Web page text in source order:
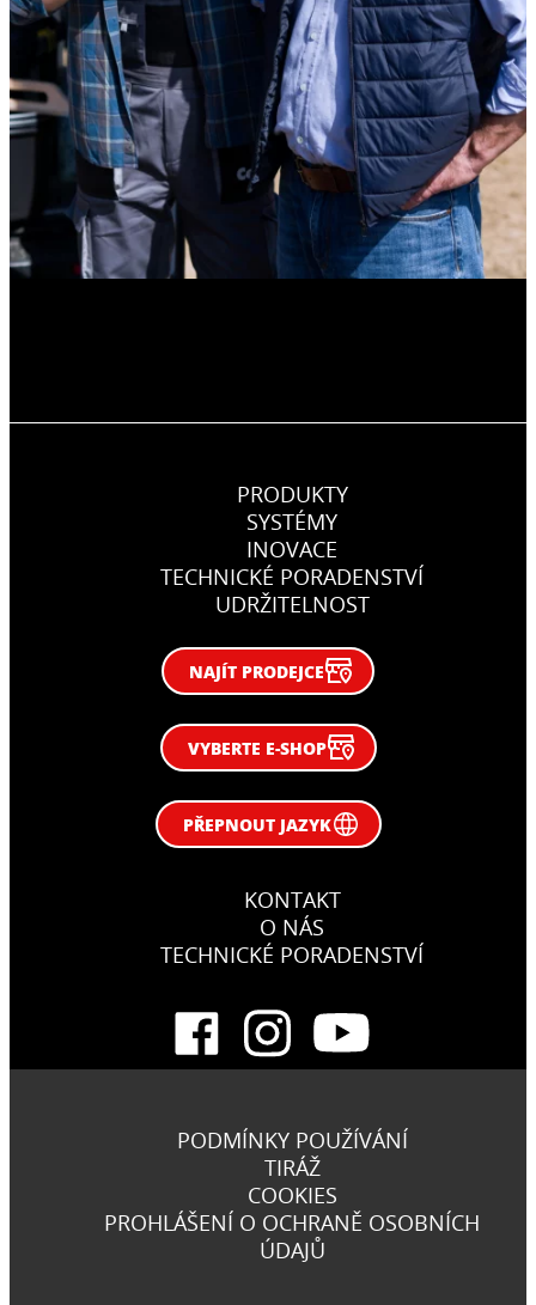
PRODUKTY
SYSTÉMY
INOVACE
TECHNICKÉ PORADENSTVÍ
UDRŽITELNOST
NAJÍT PRODEJCE
VYBERTE E-SHOP
PŘEPNOUT JAZYK
KONTAKT
O NÁS
TECHNICKÉ PORADENSTVÍ
PODMÍNKY POUŽÍVÁNÍ
TIRÁŽ
COOKIES
PROHLÁŠENÍ O OCHRANĚ OSOBNÍCH
ÚDAJŮ